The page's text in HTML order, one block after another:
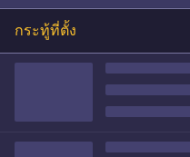
กระทู้ที่ตั้ง